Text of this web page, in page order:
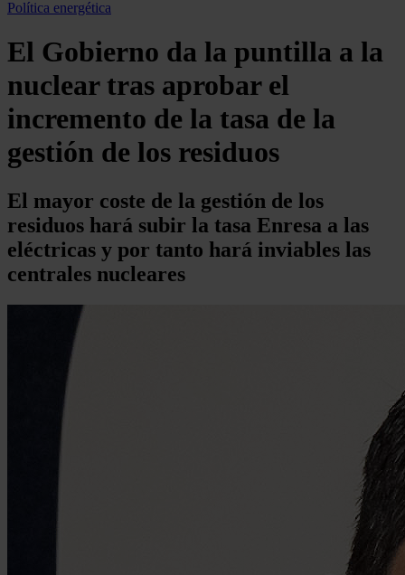
Política energética
El Gobierno da la puntilla a la
nuclear tras aprobar el
incremento de la tasa de la
gestión de los residuos
El mayor coste de la gestión de los
residuos hará subir la tasa Enresa a las
eléctricas y por tanto hará inviables las
centrales nucleares